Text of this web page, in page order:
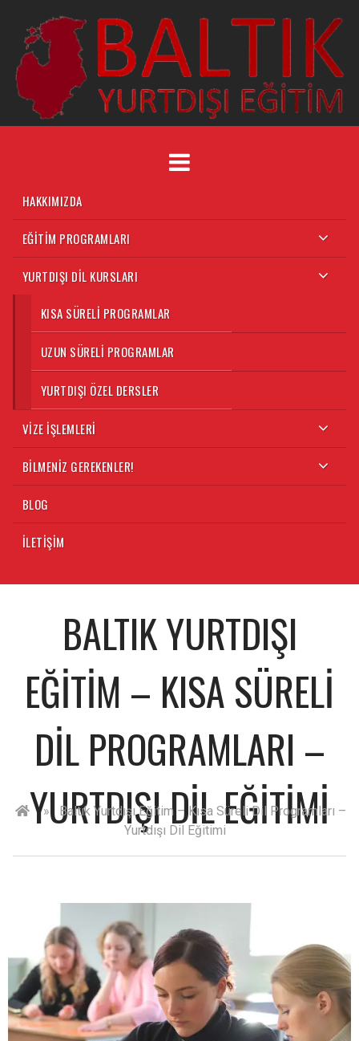
HAKKIMIZDA
EĞITIM PROGRAMLARI
YURTDIŞI DIL KURSLARI
KISA SÜRELI PROGRAMLAR
UZUN SÜRELI PROGRAMLAR
YURTDIŞI ÖZEL DERSLER
VIZE İŞLEMLERI
BILMENIZ GEREKENLER!
BLOG
İLETIŞIM
BALTIK YURTDIŞI
EĞITIM – KISA SÜRELI
DIL PROGRAMLARI –
YURTDIŞI DIL EĞITIMI
»
Baltık Yurtdışı Eğitim – Kısa Süreli Dil Programları –
Yurtdışı Dil Eğitimi